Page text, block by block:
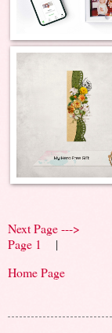
Next Page --->
Page 1 |
Home Page